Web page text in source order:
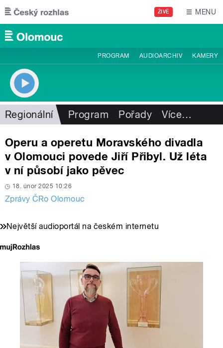
Přejít k hlavnímu obsahu
ŽIVĚ MENU
PROGRAM AUDIOARCHIV KAMERY
Regionální Program Pořady Více…
Operu a operetu Moravského divadla
v Olomouci povede Jiří Přibyl. Už léta
v ní působí jako pěvec
18. únor 2025 10:26
Zprávy ČRo Olomouc
Největší audioportál na českém internetu